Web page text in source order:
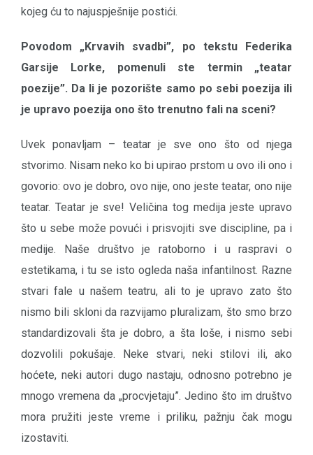
kojeg ću to najuspješnije postići.
Povodom „Krvavih svadbi”, po tekstu Federika
Garsije Lorke, pomenuli ste termin „teatar
poezije”. Da li je pozorište samo po sebi poezija ili
je upravo poezija ono što trenutno fali na sceni?
Uvek ponavljam – teatar je sve ono što od njega
stvorimo. Nisam neko ko bi upirao prstom u ovo ili ono i
govorio: ovo je dobro, ovo nije, ono jeste teatar, ono nije
teatar. Teatar je sve! Veličina tog medija jeste upravo
što u sebe može povući i prisvojiti sve discipline, pa i
medije. Naše društvo je ratoborno i u raspravi o
estetikama, i tu se isto ogleda naša infantilnost. Razne
stvari fale u našem teatru, ali to je upravo zato što
nismo bili skloni da razvijamo pluralizam, što smo brzo
standardizovali šta je dobro, a šta loše, i nismo sebi
dozvolili pokušaje. Neke stvari, neki stilovi ili, ako
hoćete, neki autori dugo nastaju, odnosno potrebno je
mnogo vremena da „procvjetaju”. Jedino što im društvo
mora pružiti jeste vreme i priliku, pažnju čak mogu
izostaviti.